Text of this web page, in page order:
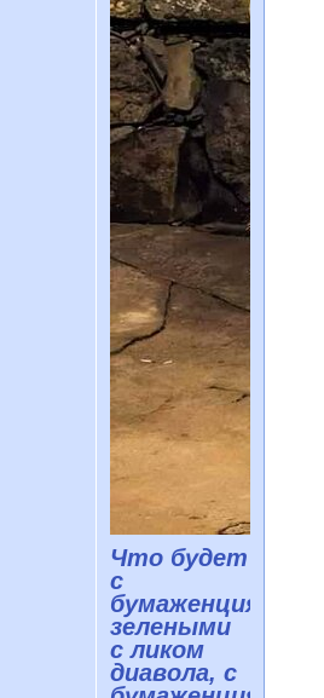
Что будет
с
бумаженциями
зелеными
с ликом
диавола, с